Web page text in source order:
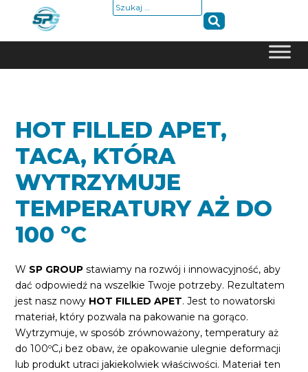
Szukaj:
HOT FILLED APET,
TACA, KTÓRA
WYTRZYMUJE
TEMPERATURY AŻ DO
100 ºC
W SP GROUP stawiamy na rozwój i innowacyjność, aby
dać odpowiedź na wszelkie Twoje potrzeby. Rezultatem
jest nasz nowy HOT FILLED APET. Jest to nowatorski
materiał, który pozwala na pakowanie na gorąco.
Wytrzymuje, w sposób zrównoważony, temperatury aż
do 100ºC,i bez obaw, że opakowanie ulegnie deformacji
lub produkt utraci jakiekolwiek właściwości. Materiał ten